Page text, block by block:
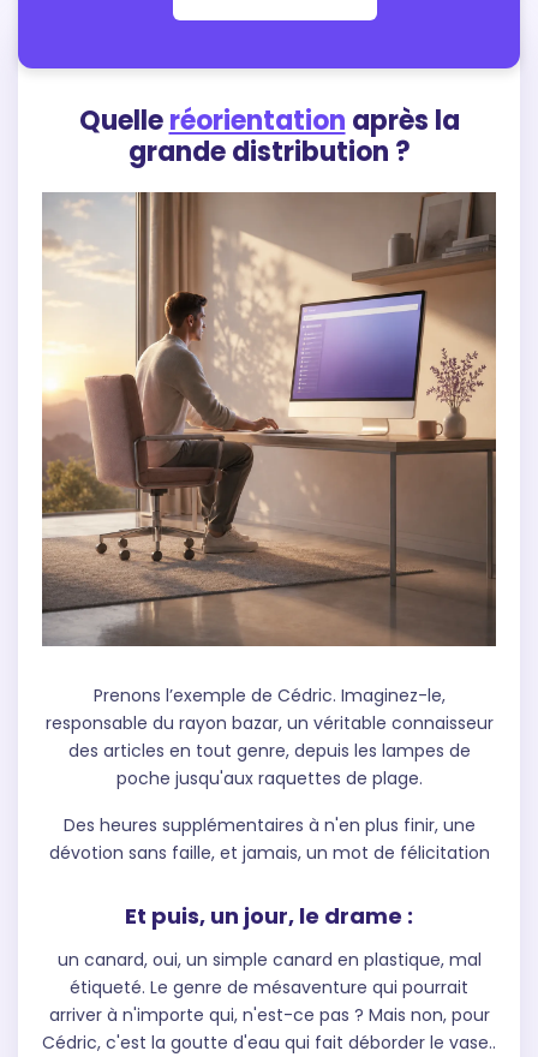
Quelleréorientation après la
grande distribution ?
Prenons l’exemple de Cédric. Imaginez-le,
responsable du rayon bazar, un véritable connaisseur
des articles en tout genre, depuis les lampes de
poche jusqu'aux raquettes de plage.
Des heures supplémentaires à n'en plus finir, une
dévotion sans faille, et jamais, un mot de félicitation
Et puis, un jour, le drame :
un canard, oui, un simple canard en plastique, mal
étiqueté. Le genre de mésaventure qui pourrait
arriver à n'importe qui, n'est-ce pas ? Mais non, pour
Cédric, c'est la goutte d'eau qui fait déborder le vase..